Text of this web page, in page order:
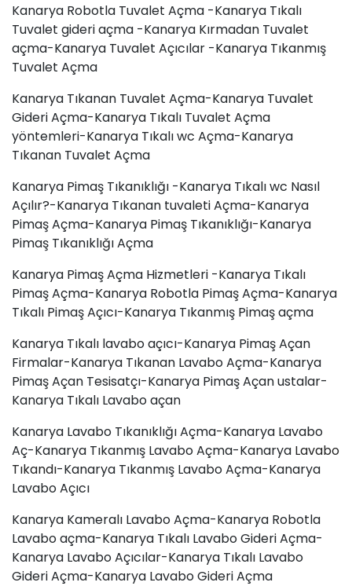
Kanarya Robotla Tuvalet Açma -Kanarya Tıkalı
Tuvalet gideri açma -Kanarya Kırmadan Tuvalet
açma-Kanarya Tuvalet Açıcılar -Kanarya Tıkanmış
Tuvalet Açma
Kanarya Tıkanan Tuvalet Açma-Kanarya Tuvalet
Gideri Açma-Kanarya Tıkalı Tuvalet Açma
yöntemleri-Kanarya Tıkalı wc Açma-Kanarya
Tıkanan Tuvalet Açma
Kanarya Pimaş Tıkanıklığı -Kanarya Tıkalı wc Nasıl
Açılır?-Kanarya Tıkanan tuvaleti Açma-Kanarya
Pimaş Açma-Kanarya Pimaş Tıkanıklığı-Kanarya
Pimaş Tıkanıklığı Açma
Kanarya Pimaş Açma Hizmetleri -Kanarya Tıkalı
Pimaş Açma-Kanarya Robotla Pimaş Açma-Kanarya
Tıkalı Pimaş Açıcı-Kanarya Tıkanmış Pimaş açma
Kanarya Tıkalı lavabo açıcı-Kanarya Pimaş Açan
Firmalar-Kanarya Tıkanan Lavabo Açma-Kanarya
Pimaş Açan Tesisatçı-Kanarya Pimaş Açan ustalar-
Kanarya Tıkalı Lavabo açan
Kanarya Lavabo Tıkanıklığı Açma-Kanarya Lavabo
Aç-Kanarya Tıkanmış Lavabo Açma-Kanarya Lavabo
Tıkandı-Kanarya Tıkanmış Lavabo Açma-Kanarya
Lavabo Açıcı
Kanarya Kameralı Lavabo Açma-Kanarya Robotla
Lavabo açma-Kanarya Tıkalı Lavabo Gideri Açma-
Kanarya Lavabo Açıcılar-Kanarya Tıkalı Lavabo
Gideri Açma-Kanarya Lavabo Gideri Açma